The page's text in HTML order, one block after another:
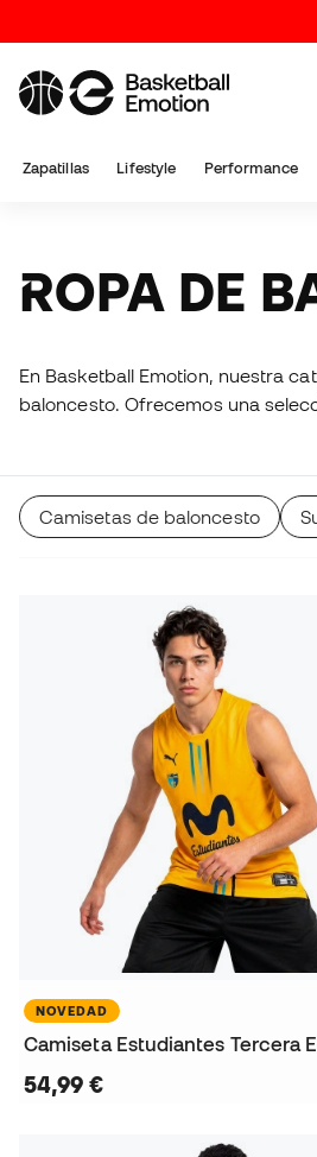
Zapatillas Lifestyle Performance
ROPA DE
En Basketball Emotion, nuestra
baloncesto. Ofrecemos una
Camisetas de baloncesto
NOVEDAD
54,99 €